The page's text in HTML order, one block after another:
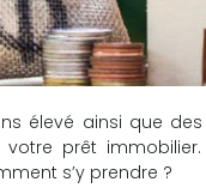
élevé ainsi que
prêt
s’y prendre ?